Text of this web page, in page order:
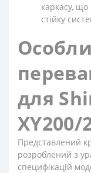
каркасу, що
стійку
для
XY200/
Представлений
розроблений з
специфікацій